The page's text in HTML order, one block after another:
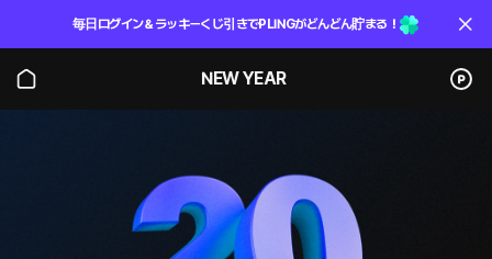
毎日ログイン＆ラッキーくじ引きでPLINGがどんどん貯まる！
NEW YEAR